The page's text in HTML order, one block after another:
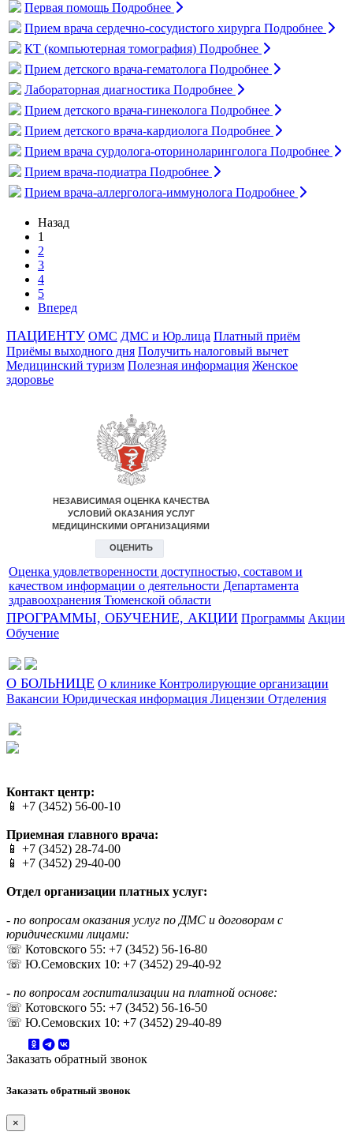
Первая помощь Подробнее
Прием врача сердечно-сосудистого хирурга Подробнее
КТ (компьютерная томография) Подробнее
Прием детского врача-гематолога Подробнее
Лабораторная диагностика Подробнее
Прием детского врача-гинеколога Подробнее
Прием детского врача-кардиолога Подробнее
Прием врача сурдолога-оториноларинголога Подробнее
Прием врача-подиатра Подробнее
Прием врача-аллерголога-иммунолога Подробнее
Назад
1
2
3
4
5
Вперед
ПАЦИЕНТУ ОМС ДМС и Юр.лица Платный приём
Приёмы выходного дня Получить налоговый вычет
Медицинский туризм Полезная информация Женское
здоровье
Оценка удовлетворенности доступностью, составом и
качеством информации о деятельности Департамента
здравоохранения Тюменской области
ПРОГРАММЫ, ОБУЧЕНИЕ, АКЦИИ Программы Акции
Обучение
О БОЛЬНИЦЕ О клинике Контролирующие организации
Вакансии Юридическая информация Лицензии Отделения
Контакт центр:
📱 +7 (3452) 56-00-10
Приемная главного врача:
📱 +7 (3452) 28-74-00
📱 +7 (3452) 29-40-00
Отдел организации платных услуг:
- по вопросам оказания услуг по ДМС и договорам с
юридическими лицами:
☏ Котовского 55: +7 (3452) 56-16-80
☏ Ю.Семовских 10: +7 (3452) 29-40-92
- по вопросам госпитализации на платной основе:
☏ Котовского 55: +7 (3452) 56-16-50
☏ Ю.Семовских 10: +7 (3452) 29-40-89
Заказать обратный звонок
Заказать обратный звонок
×